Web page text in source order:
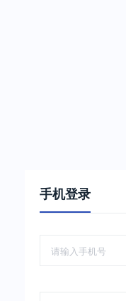
手机登录